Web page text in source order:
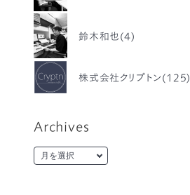
鈴木和也(4)
株式会社クリプトン(125)
Archives